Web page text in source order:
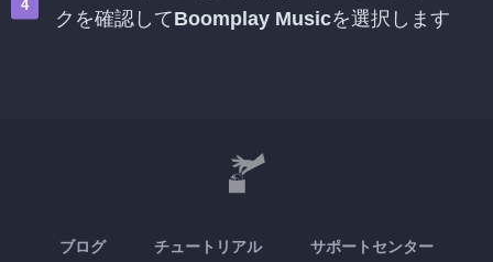
クを確認してBoomplay Musicを選択します
ブログ チュートリアル サポートセンター